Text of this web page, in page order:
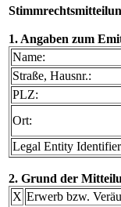
1. Angaben zum
Name:
Straße, Hausnr.:
PLZ:
Ort:
Legal Entity
2. Grund der
X Erwerb bzw.